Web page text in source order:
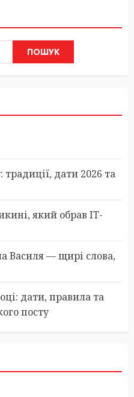
ПОШУК
дати 2026 та
який обрав IT-
Василя — щирі слова,
дати, правила та
посту